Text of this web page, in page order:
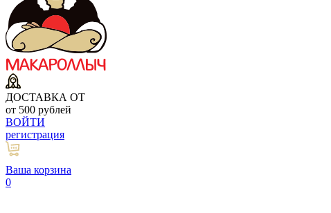
ДОСТАВКА ОТ
от 500 рублей
ВОЙТИ
регистрация
Ваша корзина
0